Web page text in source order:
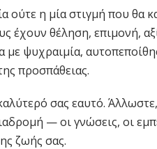
ούτε η μία στιγμή που θα
έχουν θέληση, επιμονή,
με ψυχραιμία,
προσπάθειας.
σας εαυτό.
— οι γνώσεις, οι
ζωής σας.